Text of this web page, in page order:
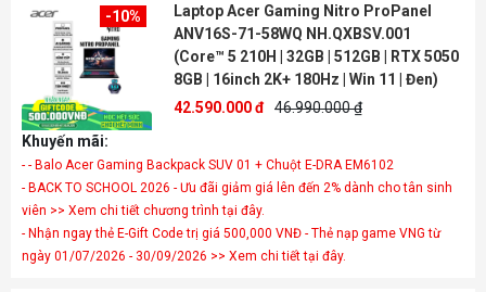
-10%
Laptop Acer Gaming Nitro ProPanel
ANV16S-71-58WQ NH.QXBSV.001
(Core™ 5 210H | 32GB | 512GB | RTX 5050
8GB | 16inch 2K+ 180Hz | Win 11 | Đen)
42.590.000 đ 46.990.000 ₫
Khuyến mãi:
- - Balo Acer Gaming Backpack SUV 01 + Chuột E-DRA EM6102
- BACK TO SCHOOL 2026 - Ưu đãi giảm giá lên đến 2% dành cho tân sinh
viên >> Xem chi tiết chương trình tại đây.
- Nhận ngay thẻ E-Gift Code trị giá 500,000 VNĐ - Thẻ nạp game VNG từ
ngày 01/07/2026 - 30/09/2026 >> Xem chi tiết tại đây.